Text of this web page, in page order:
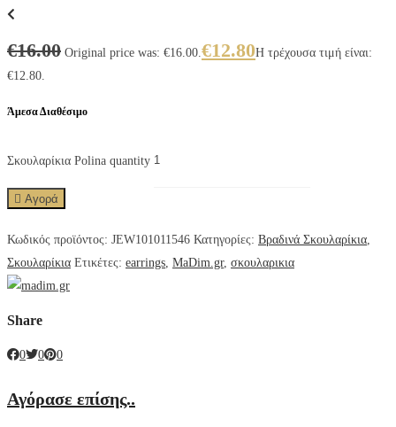
€16.00 Original price was: €16.00. €12.80Η τρέχουσα τιμή είναι:
€12.80.
Άμεσα Διαθέσιμο
Σκουλαρίκια Polina quantity
Αγορά
Κωδικός προϊόντος: JEW101011546 Κατηγορίες: Βραδινά Σκουλαρίκια
Σκουλαρίκια Ετικέτες: earrings MaDim.gr, σκουλαρικια
Share
0 0 0
Αγόρασε επίσης..